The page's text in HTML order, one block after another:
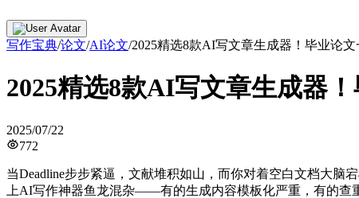
写作宝典/论文/AI论文/2025精选8款AI写文章生成器！毕业论
2025精选8款AI写文章生成器
2025/07/22
772
当Deadline步步紧逼，文献堆积如山，而你对着空白文档大
上AI写作神器鱼龙混杂——有的生成内容模板化严重，有的查